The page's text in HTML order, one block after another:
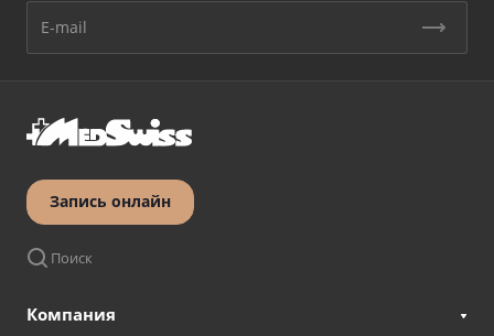
Запись онлайн
Поиск
Компания